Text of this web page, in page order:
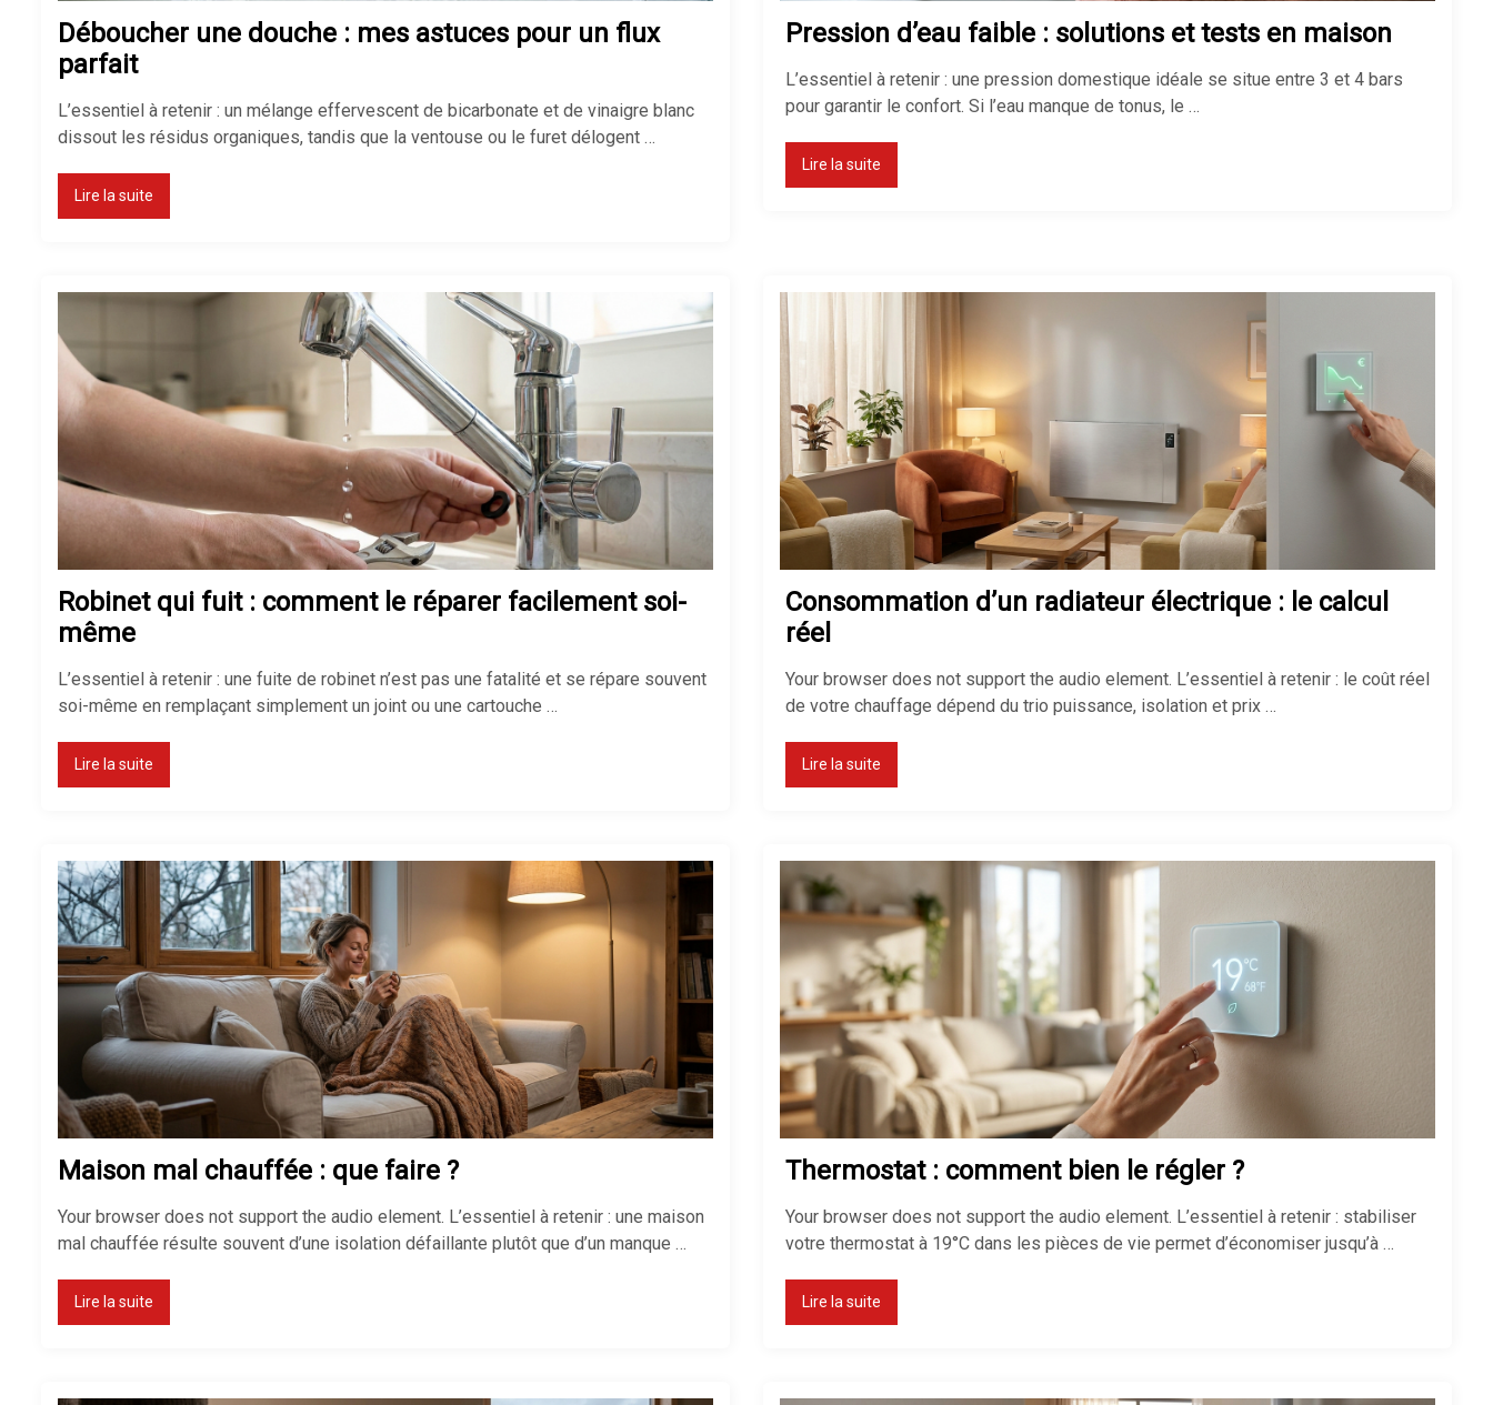
Isolation maison : comment bien
isoler pour économiser de
l’énergie
Isolation des combles perdus :
méthodes, prix et aides 2026
Comment isoler un sol froid sans
tout casser chez soi
Réussir son isolation de mur
mince pour gagner de la place
Fuite d’eau sous évier : que faire
Déboucher une douche : mes
astuces pour un flux parfait
Pression d’eau faible : solutions
et tests en maison
Robinet qui fuit : comment le
Consommation d’un radiateur
Déboucher une douche : mes astuces pour un flux
parfait
L’essentiel à retenir : un mélange effervescent de bicarbonate et de vinaigre blanc
dissout les résidus organiques, tandis que la ventouse ou le furet délogent …
Lire la suite
Pression d’eau faible : solutions et tests en maison
L’essentiel à retenir : une pression domestique idéale se situe entre 3 et 4 bars
pour garantir le confort. Si l’eau manque de tonus, le …
Lire la suite
Robinet qui fuit : comment le réparer facilement soi-
même
L’essentiel à retenir : une fuite de robinet n’est pas une fatalité et se répare souvent
soi-même en remplaçant simplement un joint ou une cartouche …
Lire la suite
Consommation d’un radiateur électrique : le calcul
réel
Your browser does not support the audio element. L’essentiel à retenir : le coût réel
de votre chauffage dépend du trio puissance, isolation et prix …
Lire la suite
Maison mal chauffée : que faire ?
Your browser does not support the audio element. L’essentiel à retenir : une maison
mal chauffée résulte souvent d’une isolation défaillante plutôt que d’un manque …
Lire la suite
Thermostat : comment bien le régler ?
Your browser does not support the audio element. L’essentiel à retenir : stabiliser
votre thermostat à 19°C dans les pièces de vie permet d’économiser jusqu’à …
Lire la suite